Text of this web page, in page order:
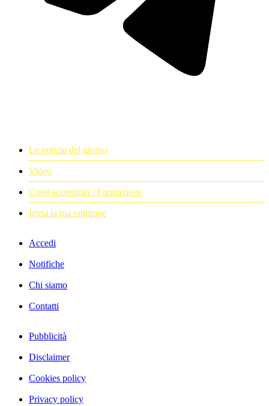
Le notizie del giorno
Video
Corsi accreditati / Formazione
Invia la tua opinione
Accedi
Notifiche
Chi siamo
Contatti
Pubblicità
Disclaimer
Cookies policy
Privacy policy